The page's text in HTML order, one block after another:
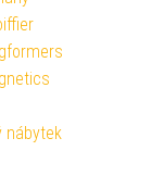
nábytek